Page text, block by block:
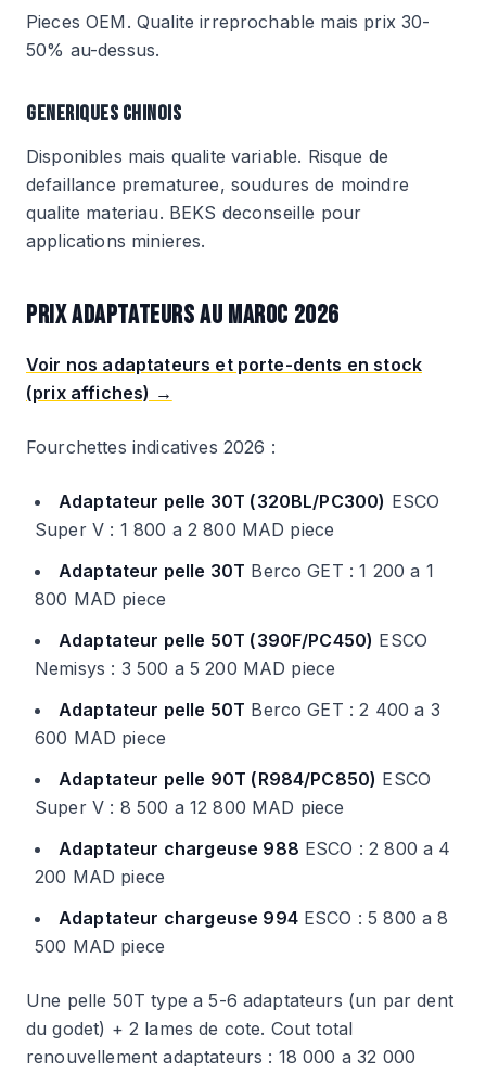
Pieces OEM. Qualite irreprochable mais prix 30-
50% au-dessus.
GENERIQUES CHINOIS
Disponibles mais qualite variable. Risque de
defaillance prematuree, soudures de moindre
qualite materiau. BEKS deconseille pour
applications minieres.
PRIX ADAPTATEURS AU MAROC 2026
Voir nos adaptateurs et porte-dents en stock
(prix affiches) →
Fourchettes indicatives 2026 :
Adaptateur pelle 30T (320BL/PC300) ESCO
Super V : 1 800 a 2 800 MAD piece
Adaptateur pelle 30T Berco GET : 1 200 a 1
800 MAD piece
Adaptateur pelle 50T (390F/PC450) ESCO
Nemisys : 3 500 a 5 200 MAD piece
Adaptateur pelle 50T Berco GET : 2 400 a 3
600 MAD piece
Adaptateur pelle 90T (R984/PC850) ESCO
Super V : 8 500 a 12 800 MAD piece
Adaptateur chargeuse 988 ESCO : 2 800 a 4
200 MAD piece
Adaptateur chargeuse 994ESCO : 5 800 a 8
500 MAD piece
Une pelle 50T type a 5-6 adaptateurs (un par dent
du godet) + 2 lames de cote. Cout total
renouvellement adaptateurs : 18 000 a 32 000